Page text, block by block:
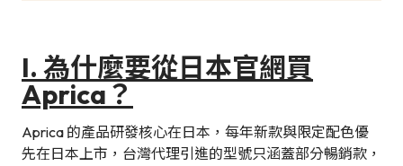
I. 為什麼要從日本官網買
Aprica？
Aprica 的產品研發核心在日本，每年新款與限定配色優
先在日本上市，台灣代理引進的型號只涵蓋部分暢銷款，